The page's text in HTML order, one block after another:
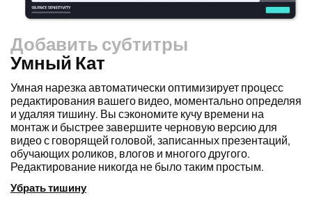
Добавить субтитры
Умный Кат
Изменятор размера
Перерабатывайте видео быстрее и делайте их более
профессиональными с помощью нашей функции Resize
Canvas! Всего за несколько кликов вы можете взять
одно видео и настроить его под нужный размер для
любой платформы, будь то TikTok, YouTube, Instagram,
Twitter, Linkedin или что-либо еще.
Изменить размер видео